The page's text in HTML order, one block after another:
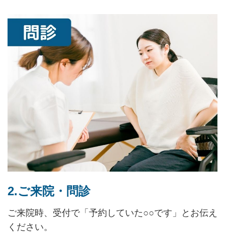
2.ご来院・問診
ご来院時、受付で「予約していた○○です」とお伝え
ください。